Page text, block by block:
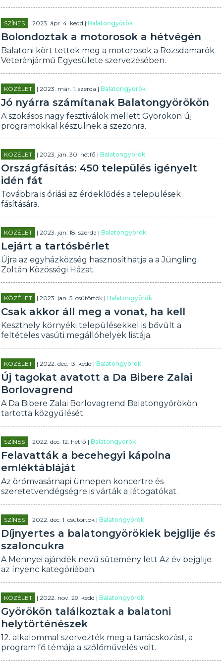
SZÍNES | 2023. ápr. 4. kedd |Balatongyörök
Bolondoztak a motorosok a hétvégén
Balatoni kört tettek meg a motorosok a Rozsdamarók
Veteránjármű Egyesülete szervezésében.
KÖZÉLET | 2023. már. 1. szerda |Balatongyörök
Jó nyárra számítanak Balatongyörökön
A szokásos nagy fesztiválok mellett Györökön új
programokkal készülnek a szezonra.
KÖZÉLET | 2023. jan. 30. hétfő |Balatongyörök
Országfásítás: 450 település igényelt
idén fát
Továbbra is óriási az érdeklődés a települések
fásítására.
KÖZÉLET | 2023. jan. 18. szerda |Balatongyörök
Lejárt a tartósbérlet
Újra az egyházközség hasznosíthatja a a Jüngling
Zoltán Közösségi Házat.
KÖZÉLET | 2023. jan. 5. csütörtök |Balatongyörök
Csak akkor áll meg a vonat, ha kell
Keszthely környéki településekkel is bővült a
feltételes vasúti megállóhelyek listája.
KÖZÉLET | 2022. dec. 13. kedd |Balatongyörök
Új tagokat avatott a Da Bibere Zalai
Borlovagrend
A Da Bibere Zalai Borlovagrend Balatongyörökön
tartotta közgyűlését.
SZÍNES | 2022. dec. 12. hétfő |Balatongyörök
Felavatták a becehegyi kápolna
emléktábláját
Az örömvasárnapi ünnepen koncertre és
szeretetvendégségre is várták a látogatókat.
SZÍNES | 2022. dec. 1. csütörtök |Balatongyörök
Díjnyertes a balatongyörökiek bejglije és
szaloncukra
A Mennyei ajándék nevű sütemény lett Az év bejglije
az ínyenc kategóriában.
KÖZÉLET | 2022. nov. 29. kedd |Balatongyörök
Györökön találkoztak a balatoni
helytörténészek
12. alkalommal szervezték meg a tanácskozást, a
program fő témája a szőlőművelés volt.